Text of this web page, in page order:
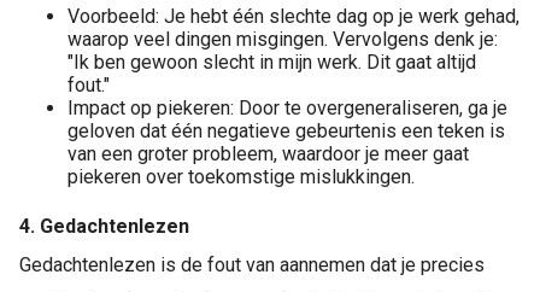
Voorbeeld: Je hebt één slechte dag op je werk gehad,
waarop veel dingen misgingen. Vervolgens denk je:
"Ik ben gewoon slecht in mijn werk. Dit gaat altijd
fout."
Impact op piekeren: Door te overgeneraliseren, ga je
geloven dat één negatieve gebeurtenis een teken is
van een groter probleem, waardoor je meer gaat
piekeren over toekomstige mislukkingen.
4. Gedachtenlezen
Gedachtenlezen is de fout van aannemen dat je precies